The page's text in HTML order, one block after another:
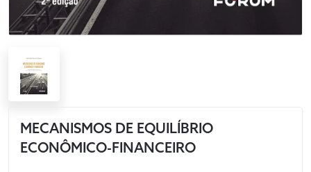
MECANISMOS DE EQUILÍBRIO
ECONÔMICO-FINANCEIRO